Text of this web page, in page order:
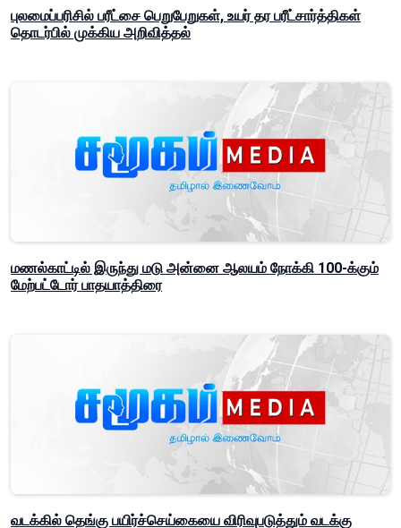
புலமைப்பரிசில் பரீட்சை பெறுபேறுகள், உயர் தர பரீட்சார்த்திகள்
தொடர்பில் முக்கிய அறிவித்தல்
மணல்காட்டில் இருந்து மடு அன்னை ஆலயம் நோக்கி 100-க்கும்
மேற்பட்டோர் பாதயாத்திரை
வடக்கில் தெங்கு பயிர்ச்செய்கையை விரிவுபடுத்தும் வடக்கு